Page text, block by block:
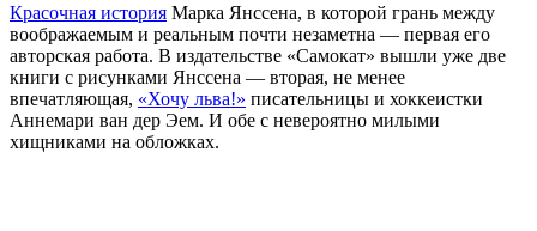
Красочная история Марка Янссена, в которой грань между
воображаемым и реальным почти незаметна — первая его
авторская работа. В издательстве «Самокат» вышли уже две
книги с рисунками Янссена — вторая, не менее
впечатляющая, «Хочу льва!» писательницы и хоккеистки
Аннемари ван дер Эем. И обе с невероятно милыми
хищниками на обложках.